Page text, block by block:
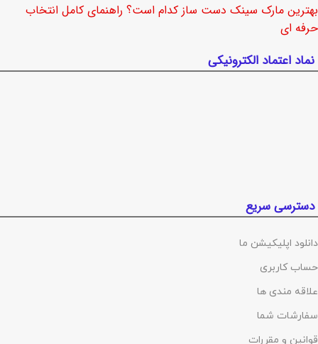
بهترین مارک سینک دست ساز کدام است؟ راهنمای کامل انتخاب
حرفه ای
نماد اعتماد الکترونیکی
دسترسی سریع
دانلود اپلیکیشن ما
حساب کاربری
علاقه مندی ها
سفارشات شما
قوانین و مقررات